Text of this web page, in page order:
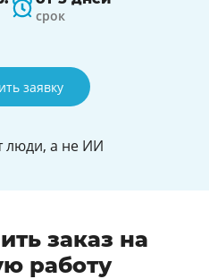
срок
заявку
люди, а не ИИ
заказ на
работу